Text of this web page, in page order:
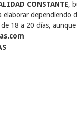
CONSTANTE,
elaborar
18 a 20 días,